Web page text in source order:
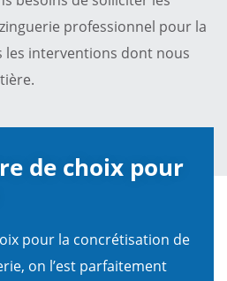
professionnel pour la
les interventions dont nous
de choix pour
pour la concrétisation de
on l’est parfaitement